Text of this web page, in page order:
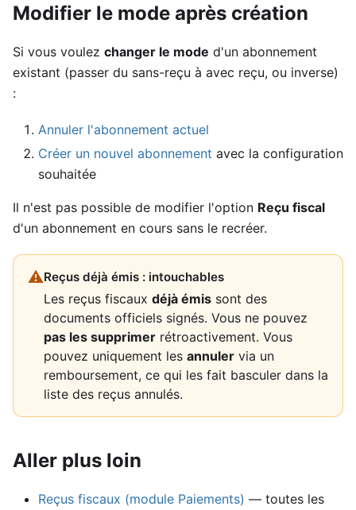
Modifier le mode après création
Si vous voulez changer le mode d'un abonnement
existant (passer du sans-reçu à avec reçu, ou inverse)
:
Annuler l'abonnement actuel
Créer un nouvel abonnement avec la configuration
souhaitée
Il n'est pas possible de modifier l'option Reçu fiscal
d'un abonnement en cours sans le recréer.
⚠Reçus déjà émis : intouchables
Les reçus fiscaux déjà émis sont des
documents officiels signés. Vous ne pouvez
pas les supprimer rétroactivement. Vous
pouvez uniquement les annuler via un
remboursement, ce qui les fait basculer dans la
liste des reçus annulés.
Aller plus loin
Reçus fiscaux (module Paiements) — toutes les